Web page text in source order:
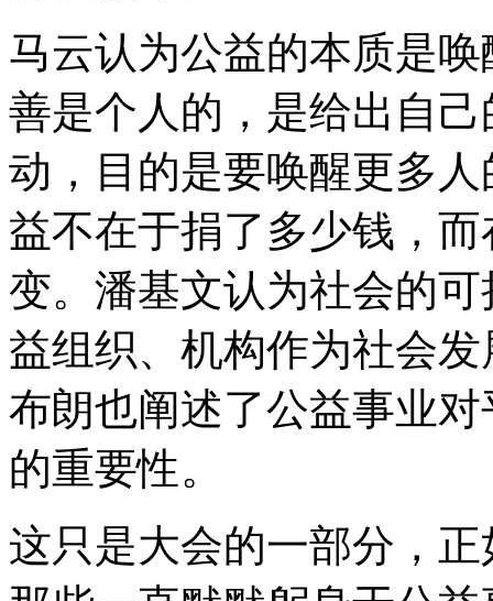
马云认为公益的本质是
善是个人的，是给出自
动，目的是要唤醒更多
益不在于捐了多少钱，
变。潘基文认为社会的
益组织、机构作为社会
布朗也阐述了公益事业
的重要性。
这只是大会的一部分，